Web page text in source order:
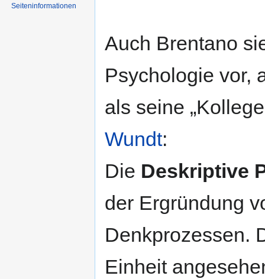
Auch Brentano
Psychologie vor,
als seine
Wundt:
Die Deskriptive
der Ergründung
Denkprozessen.
Einheit
Seiten­informationen